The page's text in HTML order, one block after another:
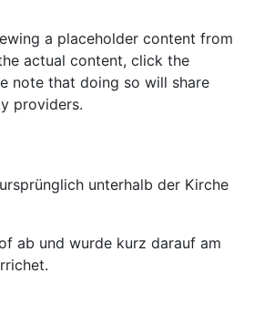
a placeholder content from
actual content, click the
note that doing so will share
providers.
unterhalb der Kirche
ab und wurde kurz darauf am